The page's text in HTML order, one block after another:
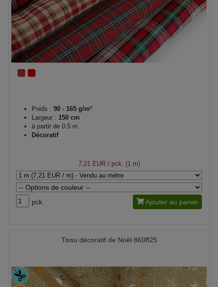
Poids : 90 - 165 g/m²
Largeur : 150 cm
à partir de 0.5 m
Décoratif
7,21 EUR/ pck. (1 m)
pck. Ajouter au panier
Tissu décoratif de Noël 860825